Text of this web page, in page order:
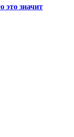
это значит